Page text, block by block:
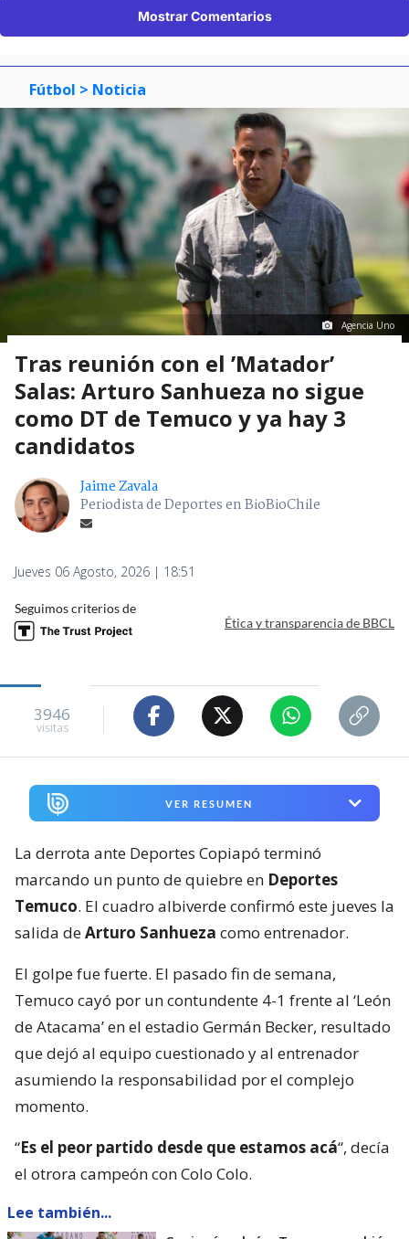
Mostrar Comentarios
Fútbol > Noticia
Agencia Uno
Tras reunión con el ’Matador’
Salas: Arturo Sanhueza no sigue
como DT de Temuco y ya hay 3
candidatos
Jaime Zavala
Periodista de Deportes en BioBioChile
Jueves 06 Agosto, 2026 | 18:51
Seguimos criterios de
Ética y transparencia de BBCL
3946
visitas
VER RESUMEN
La derrota ante Deportes Copiapó terminó
marcando un punto de quiebre en Deportes
Temuco. El cuadro albiverde confirmó este jueves la
salida deArturo Sanhueza como entrenador.
El golpe fue fuerte. El pasado fin de semana,
Temuco cayó por un contundente 4-1 frente al ‘León
de Atacama’ en el estadio Germán Becker, resultado
que dejó al equipo cuestionado y al entrenador
asumiendo la responsabilidad por el complejo
momento.
“Es el peor partido desde que estamos acá“, decía
el otrora campeón con Colo Colo.
Lee también...